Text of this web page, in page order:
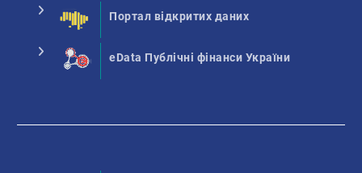
Портал відкритих даних
eData Публічні фінанси України